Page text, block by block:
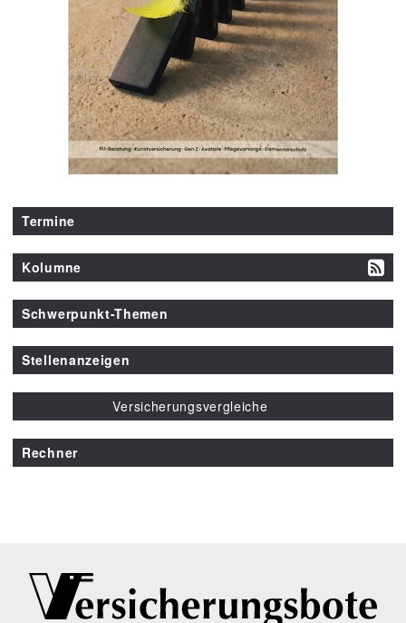
Termine
Kolumne
Schwerpunkt-Themen
Stellenanzeigen
Versicherungsvergleiche
Rechner